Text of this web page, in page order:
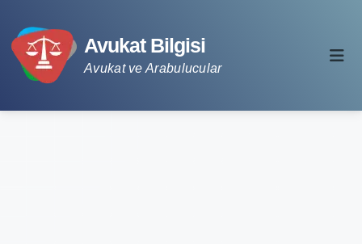
Avukat Bilgisi
Avukat ve Arabulucular